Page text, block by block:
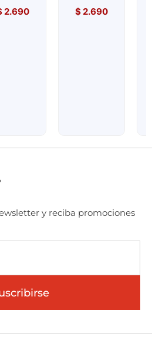
2.690 $2.690
y reciba promociones